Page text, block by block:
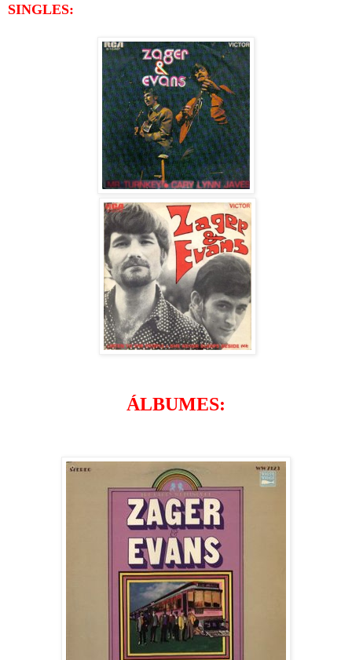
SINGLES:
ÁLBUMES: